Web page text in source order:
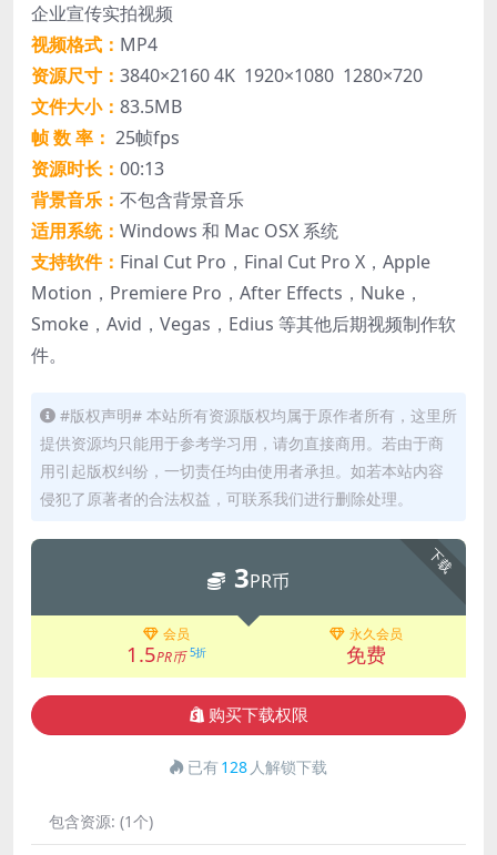
企业宣传实拍视频
视频格式： MP4
资源尺寸： 3840×2160 4K 1920×1080 1280×720
文件大小： 83.5MB
帧 数 率： 25帧fps
资源时长： 00:13
背景音乐： 不包含背景音乐
适用系统： Windows 和 Mac OSX 系统
支持软件： Final Cut Pro，Final Cut Pro X，Apple
Motion，Premiere Pro，After Effects，Nuke，
Smoke，Avid，Vegas，Edius 等其他后期视频制作软
件。
#版权声明# 本站所有资源版权均属于原作者所有，这里所
提供资源均只能用于参考学习用，请勿直接商用。若由于商
用引起版权纠纷，一切责任均由使用者承担。如若本站内容
侵犯了原著者的合法权益，可联系我们进行删除处理。
下载
3PR币
会员
1.5PR币 5折
永久会员
免费
购买下载权限
已有128 人解锁下载
包含资源: (1个)